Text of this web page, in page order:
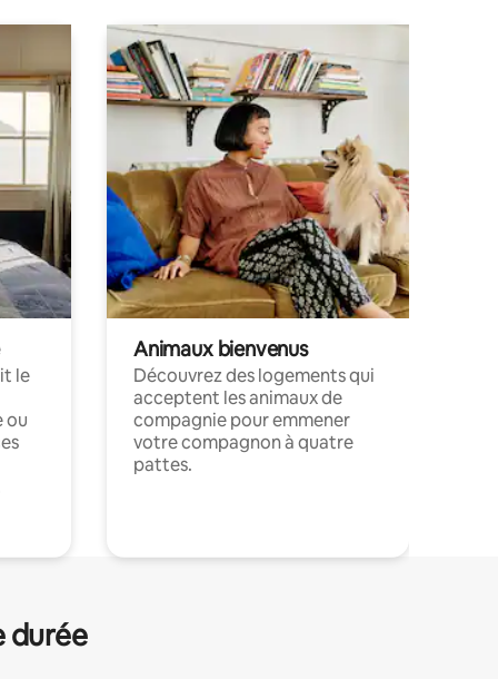
le
ou
Animaux bienvenus
Découvrez des logements qui
acceptent les animaux de
compagnie pour emmener
votre compagnon à quatre
pattes.
durée